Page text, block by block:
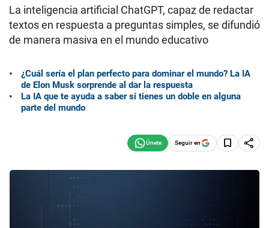
La inteligencia artificial ChatGPT, capaz de redactar
textos en respuesta a preguntas simples, se difundió
de manera masiva en el mundo educativo
¿Cuál sería el plan perfecto para dominar el mundo? La IA
de Elon Musk sorprende al dar la respuesta
La IA que te ayuda a saber si tienes un doble en alguna
parte del mundo
Seguir en